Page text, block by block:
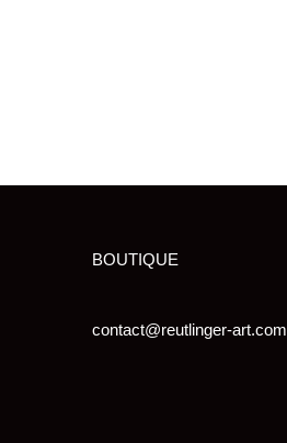
BOUTIQUE
contact@reutlinger-art.com